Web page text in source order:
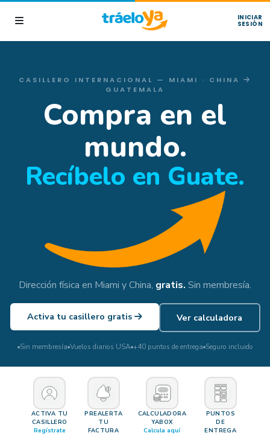
INICIAR
SESIÓN
CASILLERO INTERNACIONAL — MIAMI · CHINA
GUATEMALA
Compra en el
mundo.
Recíbelo en Guate.
Dirección física en Miami y China, gratis. Sin membresía.
Activa tu casillero gratis Ver calculadora
Sin membresía Vuelos diarios USA +40 puntos de entrega Seguro incluido
ACTIVA TU
CASILLERO
Regístrate
PREALERTA
TU
FACTURA
CALCULADORA
YABOX
Calcula aquí
PUNTOS
DE
ENTREGA